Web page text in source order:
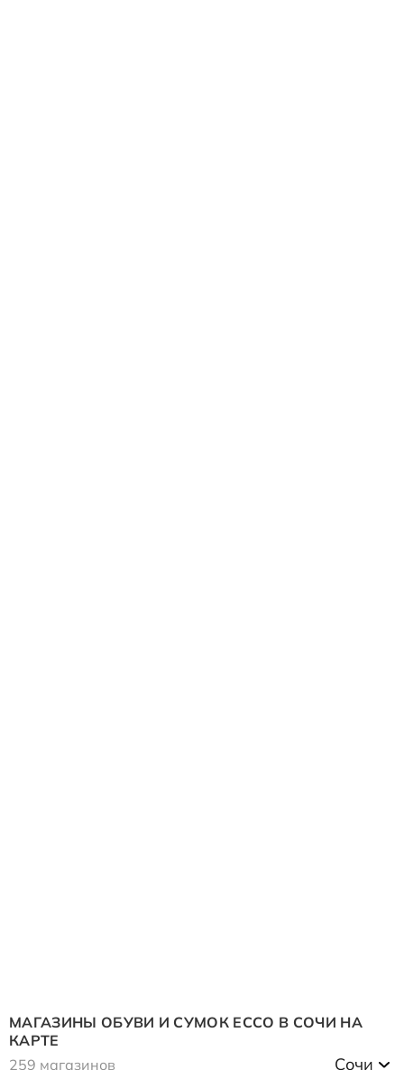
МАГАЗИНЫ ОБУВИ И СУМОК ECCO В СОЧИ НА
КАРТЕ
259 магазинов
Сочи